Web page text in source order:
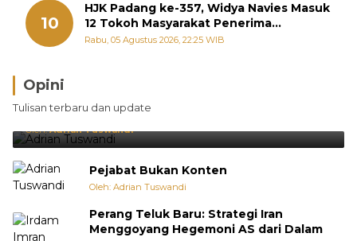
10
HJK Padang ke-357, Widya Navies Masuk
12 Tokoh Masyarakat Penerima
Penghargaan Pemko Padang
Rabu, 05 Agustus 2026, 22:25 WIB
Opini
Tulisan terbaru dan update
Brasil Lebih Diunggulkan, tetapi Jepang Selalu
Punya Cara Membuat Kejutan
Oleh:Adrian Tuswandi
Pejabat Bukan Konten
Oleh: Adrian Tuswandi
Perang Teluk Baru: Strategi Iran
Menggoyang Hegemoni AS dari Dalam